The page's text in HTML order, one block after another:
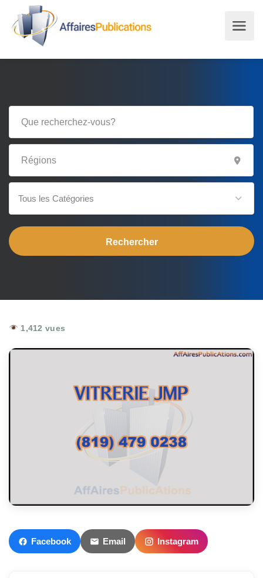
Tous les Catégories
1,412 vues
Facebook Email Instagram